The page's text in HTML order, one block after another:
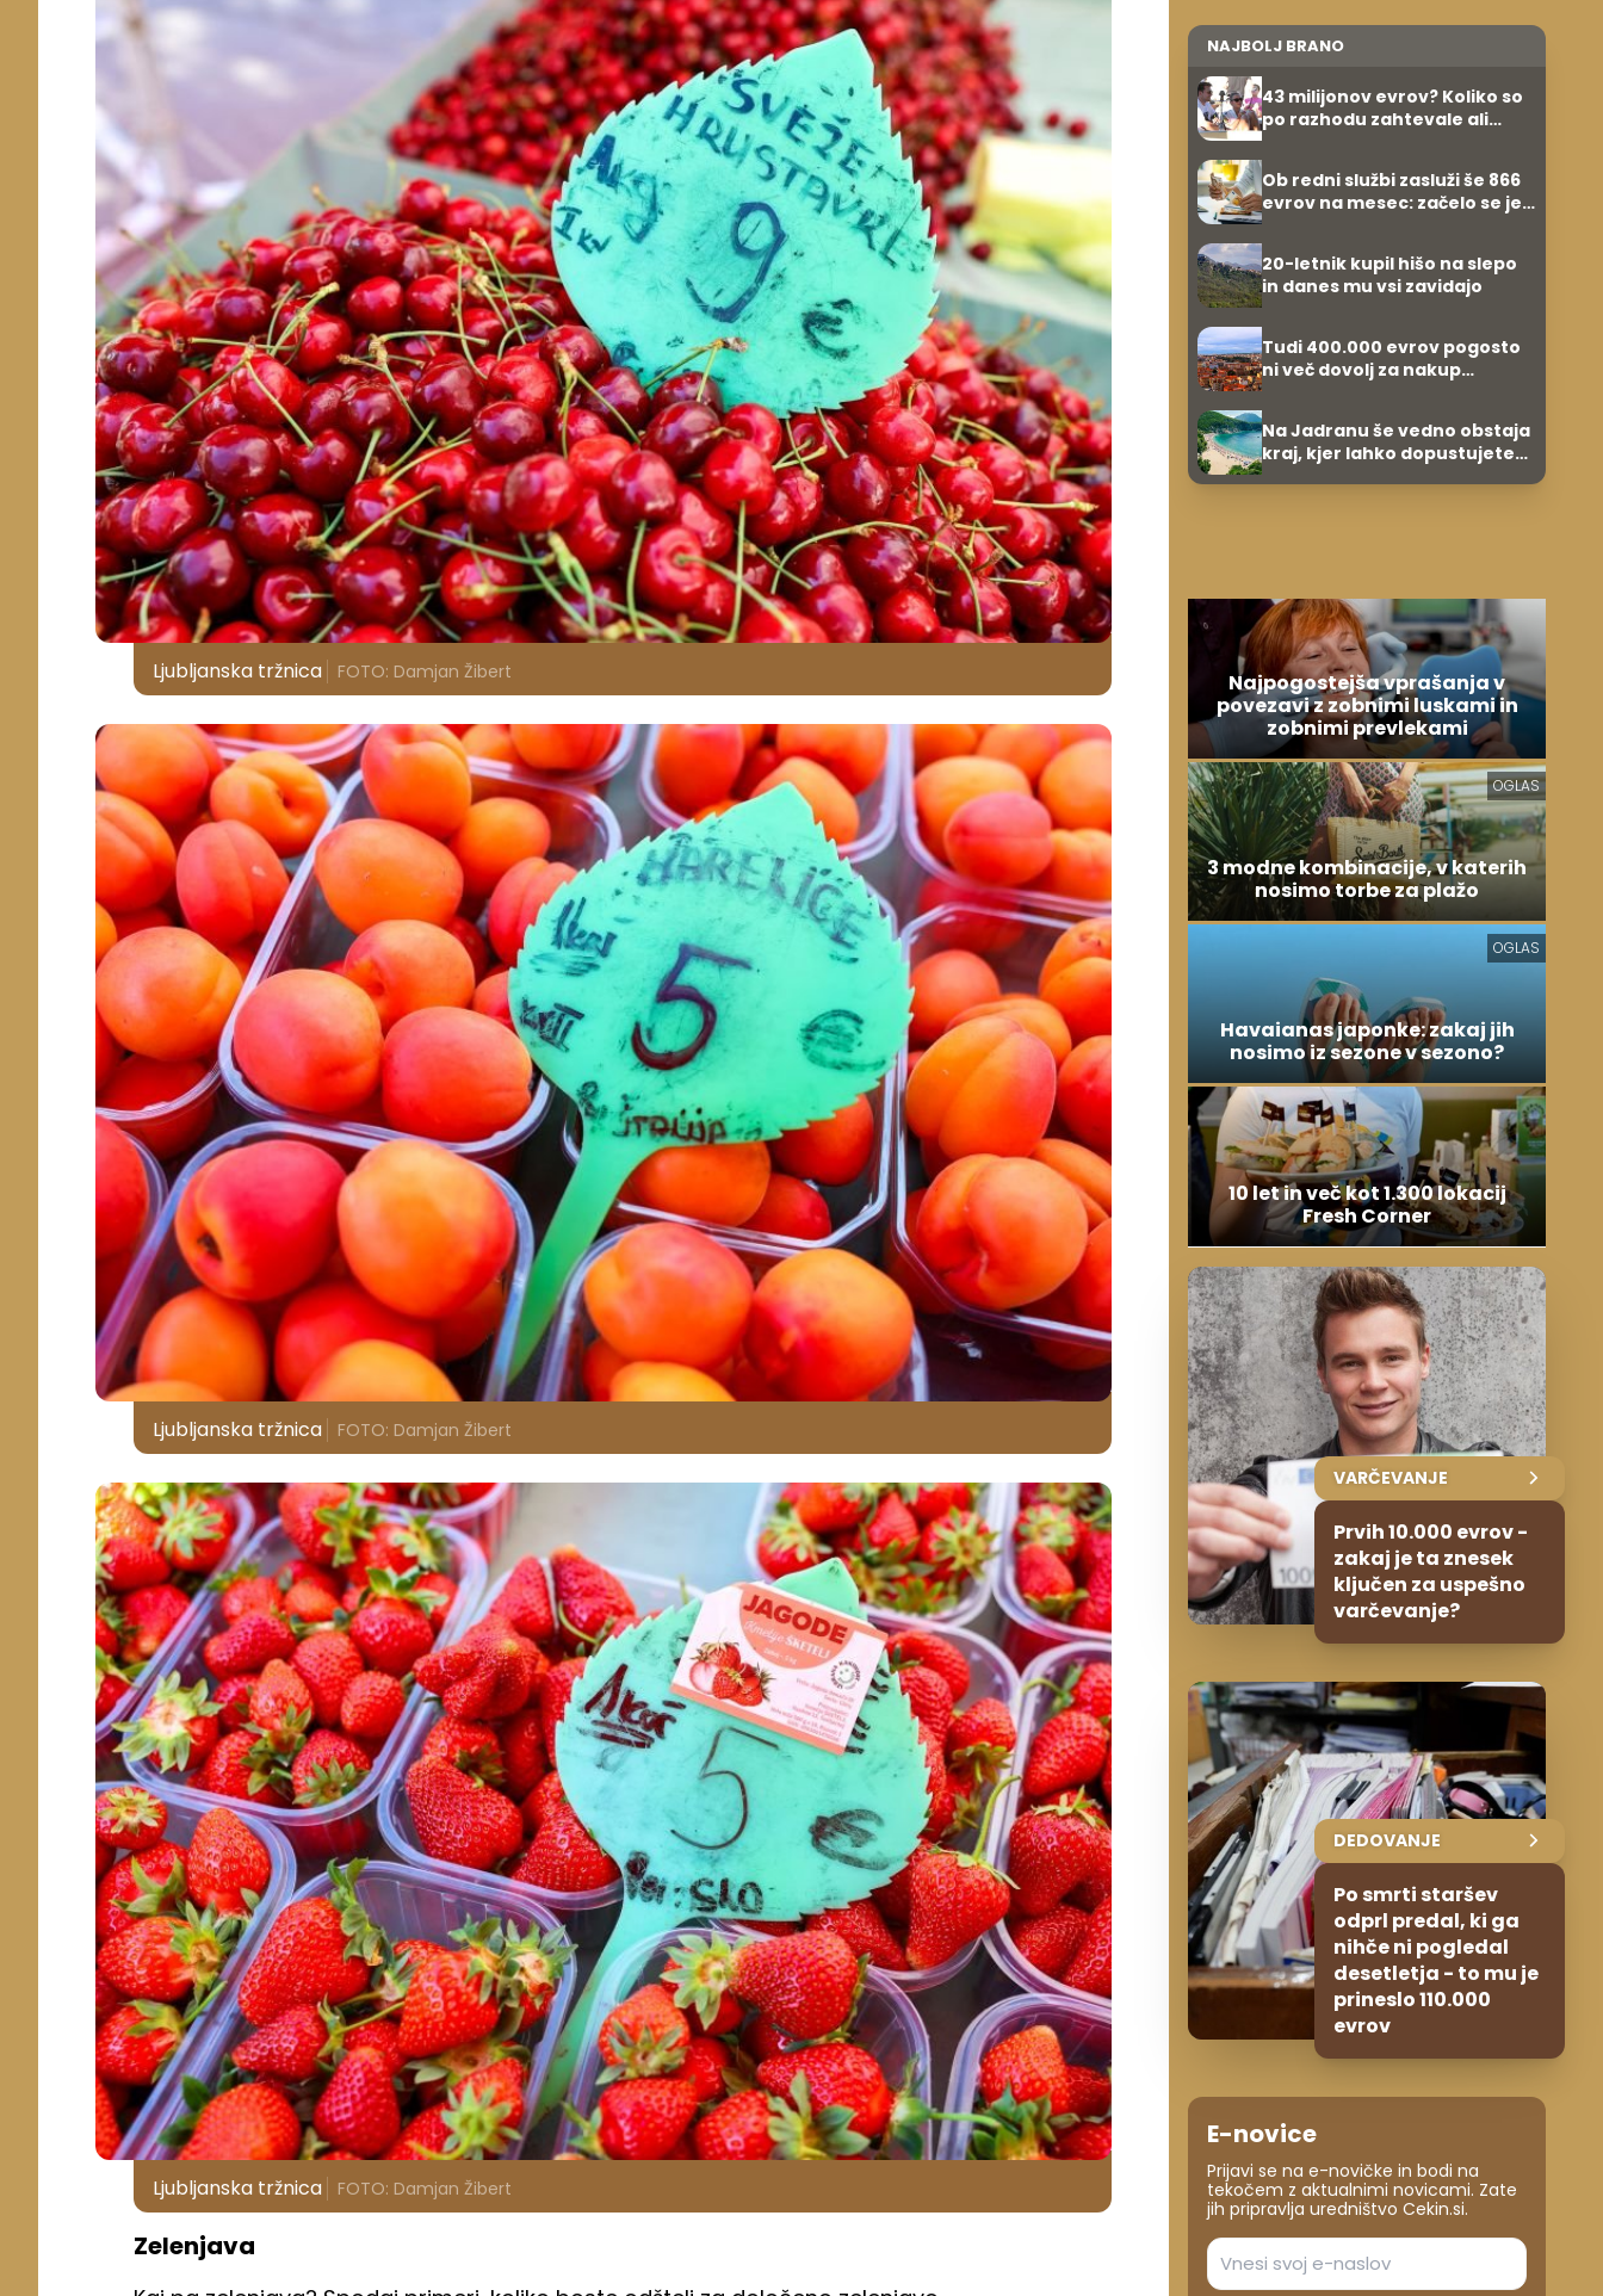
Ljubljanska tržnica FOTO: Damjan Žibert
Ljubljanska tržnica FOTO: Damjan Žibert
Ljubljanska tržnica FOTO: Damjan Žibert
Zelenjava
NAJBOLJ BRANO
43 milijonov evrov? Koliko so
po razhodu zahtevale ali
Ob redni službi zasluži še 866
evrov na mesec: začelo se je
20-letnik kupil hišo na slepo
in danes mu vsi zavidajo
Tudi 400.000 evrov pogosto
ni več dovolj za nakup
Na Jadranu še vedno obstaja
kraj, kjer lahko dopustujete
Najpogostejša vprašanja v
povezavi z zobnimi luskami in
zobnimi prevlekami
OGLAS
3 modne kombinacije, v katerih
nosimo torbe za plažo
OGLAS
Havaianas japonke: zakaj jih
nosimo iz sezone v sezono?
10 let in več kot 1.300 lokacij
Fresh Corner
VARČEVANJE
Prvih 10.000 evrov -
zakaj je ta znesek
ključen za uspešno
varčevanje?
DEDOVANJE
Po smrti staršev
odprl predal, ki ga
nihče ni pogledal
desetletja - to mu je
prineslo 110.000
evrov
E-novice
Prijavi se na e-novičke in bodi na
tekočem z aktualnimi novicami. Zate
jih pripravlja uredništvo Cekin.si.